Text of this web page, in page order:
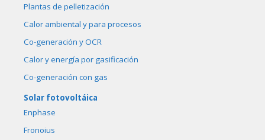
Plantas de pelletización
Calor ambiental y para procesos
Co-generación y OCR
Calor y energía por gasificación
Co-generación con gas
Solar fotovoltáica
Enphase
Fronoius